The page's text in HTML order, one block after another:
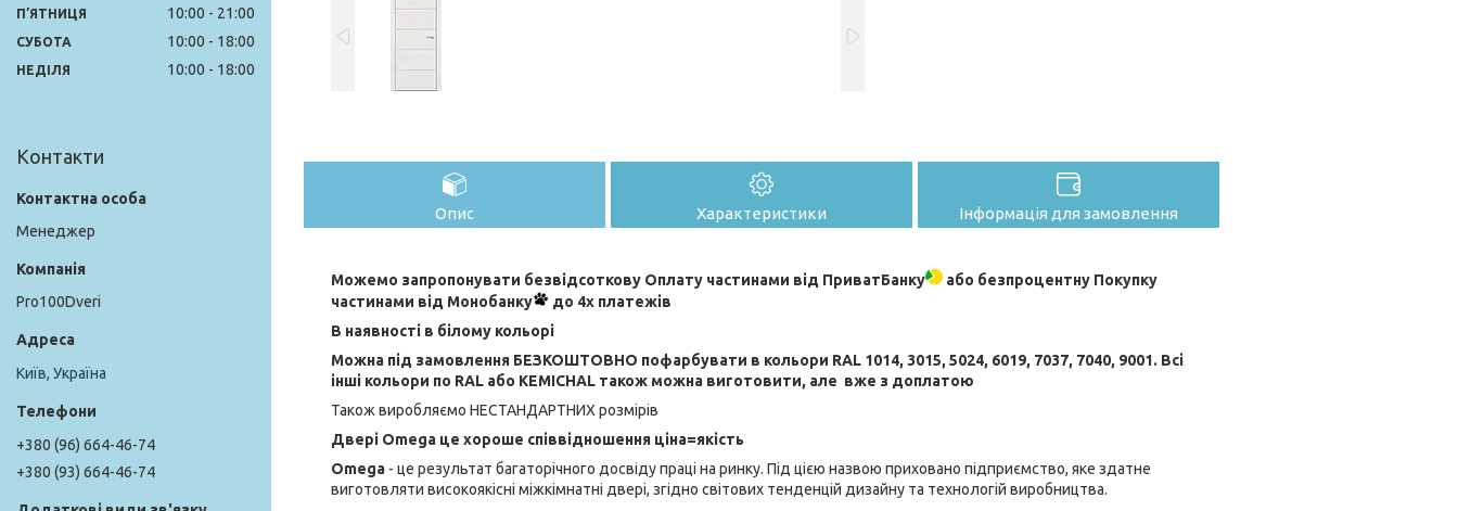
Опис Характеристики Інформація для замовлення
Можемо запропонувати безвідсоткову Оплату частинами від ПриватБанку
або безпроцентну Покупку
частинами від Монобанку
до 4х платежів
В наявності в білому кольорі
Можна під замовлення БЕЗКОШТОВНО пофарбувати в кольори RAL 1014, 3015, 5024, 6019, 7037, 7040, 9001. Всі
інші кольори по RAL або KEMICHAL також можна виготовити, але вже з доплатою
Також виробляємо НЕСТАНДАРТНИХ розмірів
Двері Omega це хороше співвідношення ціна=якість
Omega - це результат багаторічного досвіду праці на ринку. Під цією назвою приховано підприємство, яке здатне
виготовляти високоякісні міжкімнатні двері, згідно світових тенденцій дизайну та технологій виробництва.
ПʼЯТНИЦЯ 10:00 21:00
СУБОТА 10:00 18:00
НЕДІЛЯ 10:00 18:00
Контакти
Менеджер
Pro100Dveri
Київ, Україна
+380 (96) 664-46-74
+380 (93) 664-46-74